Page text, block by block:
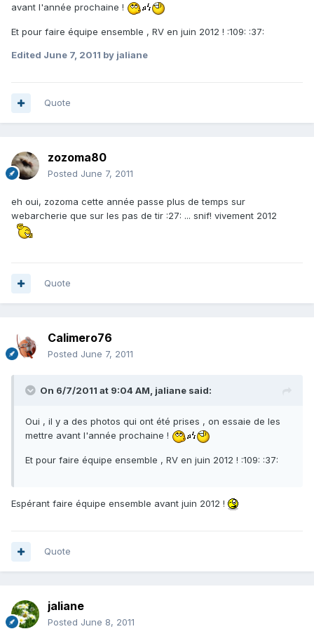
avant l'année prochaine !
Et pour faire équipe ensemble , RV en juin 2012 ! :109: :37:
Edited June 7, 2011 by jaliane
Quote
zozoma80
Posted June 7, 2011
eh oui, zozoma cette année passe plus de temps sur
webarcherie que sur les pas de tir :27: ... snif! vivement 2012
Quote
Calimero76
Posted June 7, 2011
On 6/7/2011 at 9:04 AM, jaliane said:
Oui , il y a des photos qui ont été prises , on essaie de les
mettre avant l'année prochaine !
Et pour faire équipe ensemble , RV en juin 2012 ! :109: :37:
Espérant faire équipe ensemble avant juin 2012 !
Quote
jaliane
Posted June 8, 2011